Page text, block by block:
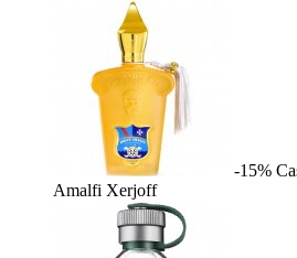
-15%
Amalfi Xerjoff